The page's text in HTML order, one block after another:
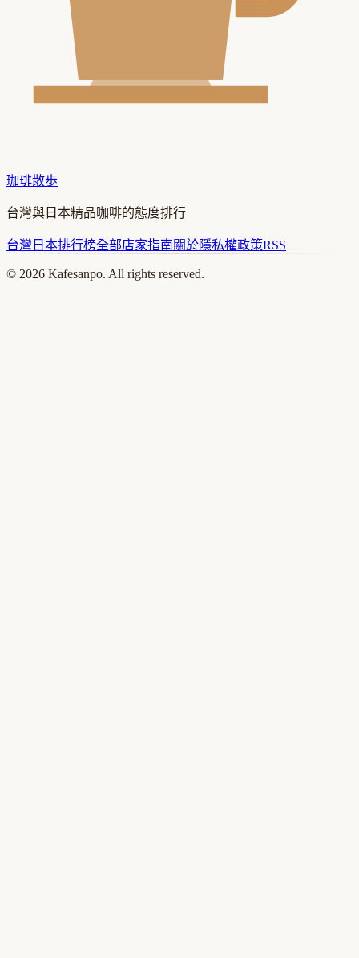
珈琲散歩
台灣與日本精品咖啡的態度排行
台灣 日本排行榜全部店家指南關於隱私權政策RSS
© 2026 Kafesanpo. All rights reserved.